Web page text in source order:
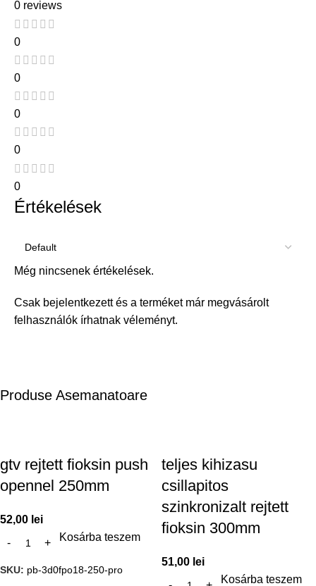
0 reviews
0
0
0
0
0
Értékelések
Még nincsenek értékelések.
Csak bejelentkezett és a terméket már megvásárolt
felhasználók írhatnak véleményt.
Produse Asemanatoare
gtv rejtett fioksin push
opennel 250mm
52,00 lei
Kosárba teszem
SKU: pb-3d0fpo18-250-pro
teljes kihizasu
csillapitos
szinkronizalt rejtett
fioksin 300mm
51,00 lei
Kosárba teszem